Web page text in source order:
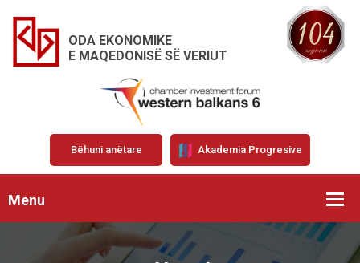
ODA EKONOMIKE
E MAQEDONISË SË VERIUT
Bëhuni anëtare Akademia Progresive
Menu